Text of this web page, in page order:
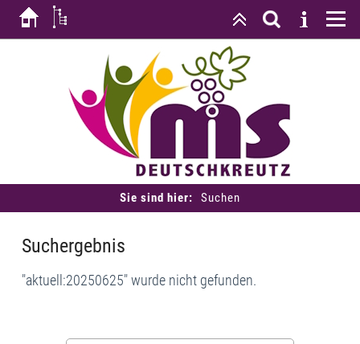
Sie sind hier: Suchen
Suchergebnis
"aktuell:20250625" wurde nicht gefunden.